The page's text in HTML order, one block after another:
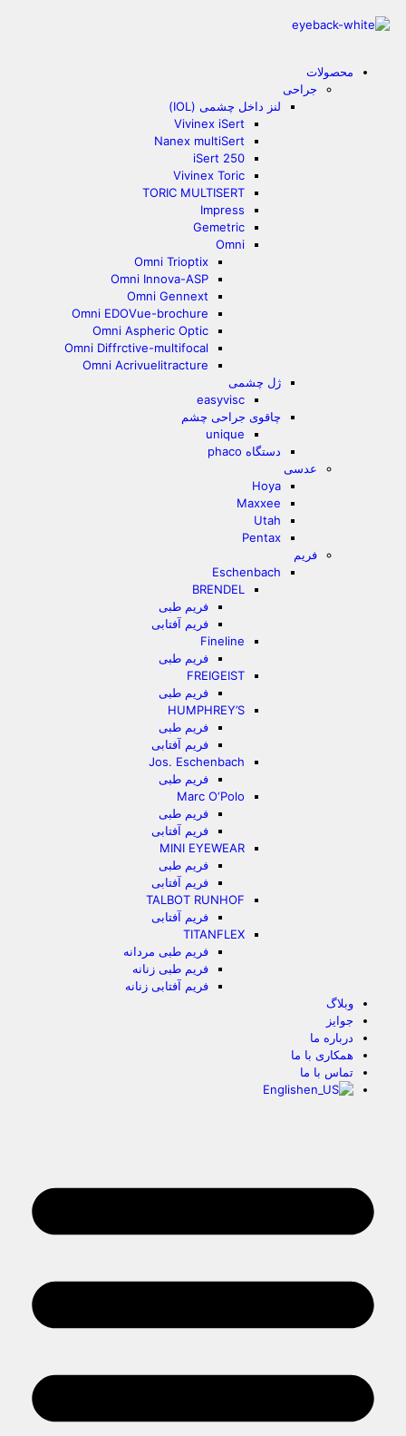
محصولات
جراحی
لنز داخل چشمی (IOL)
Vivinex iSert
Nanex multiSert
iSert 250
Vivinex Toric
TORIC MULTISERT
Impress
Gemetric
Omni
Omni Trioptix
Omni Innova-ASP
Omni Gennext
Omni EDOVue-brochure
Omni Aspheric Optic
Omni Diffrctive-multifocal
Omni Acrivuelitracture
ژل چشمی
easyvisc
چاقوی جراحی چشم
unique
دستگاه phaco
عدسی
Hoya
Maxxee
Utah
Pentax
فریم
Eschenbach
BRENDEL
فریم طبی
فریم آفتابی
Fineline
فریم طبی
FREIGEIST
فریم طبی
HUMPHREY’S
فریم طبی
فریم آفتابی
Jos. Eschenbach
فریم طبی
Marc O‘Polo
فریم طبی
فریم آفتابی
MINI EYEWEAR
فریم طبی
فریم آفتابی
TALBOT RUNHOF
فریم آفتابی
TITANFLEX
فریم طبی مردانه
فریم طبی زنانه
فریم آفتابی زنانه
وبلاگ
جوایز
درباره ما
همکاری با ما
تماس با ما
English